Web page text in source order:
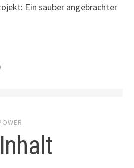
Ein sauber angebrachter